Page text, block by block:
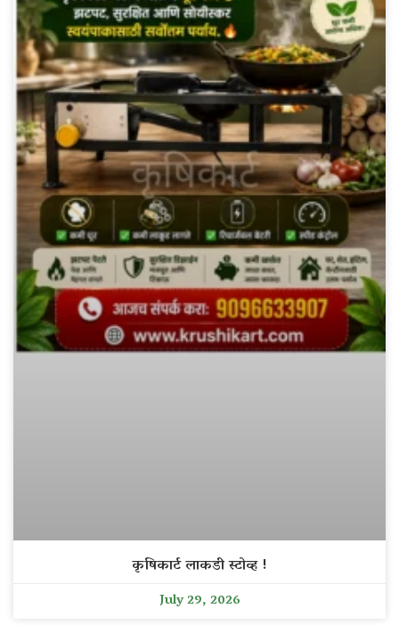
कृषिकार्ट लाकडी स्टोव्ह !
July 29, 2026